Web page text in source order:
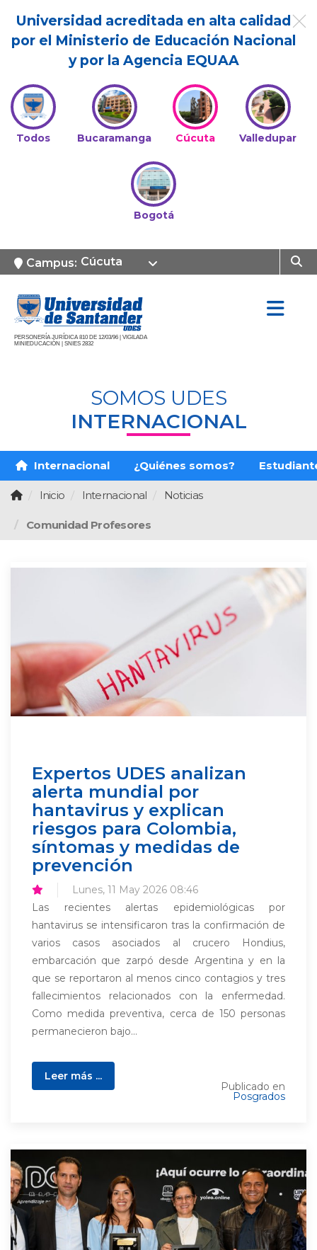
Universidad acreditada en alta calidad
por el Ministerio de Educación Nacional
y por la Agencia EQUAA
Todos Bucaramanga Cúcuta Valledupar
Bogotá
Campus: Cúcuta
PERSONERÍA JURÍDICA 810 DE 12/03/96 | VIGILADA
MINIEDUCACIÓN | SNIES 2832
SOMOS UDES
INTERNACIONAL
Internacional ¿Quiénes somos?
Inicio Internacional Noticias
Comunidad Profesores
Expertos UDES analizan
alerta mundial por
hantavirus y explican
riesgos para Colombia,
síntomas y medidas de
prevención
Lunes, 11 May 2026 08:46
Las recientes alertas epidemiológicas por
hantavirus se intensificaron tras la confirmación de
varios casos asociados al crucero Hondius,
embarcación que zarpó desde Argentina y en la
que se reportaron al menos cinco contagios y tres
fallecimientos relacionados con la enfermedad.
Como medida preventiva, cerca de 150 personas
permanecieron bajo...
Leer más ...
Publicado en
Posgrados